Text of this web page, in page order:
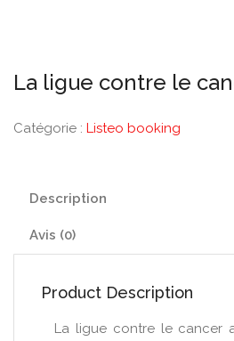
La ligue contre le
Catégorie : Listeo booking
Description
Avis (0)
Product Description
La ligue contre le cancer